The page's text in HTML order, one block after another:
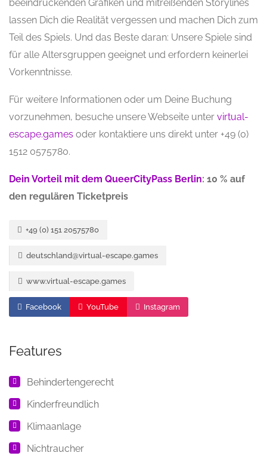
beeindruckenden Grafiken und mitreißenden Storylines
lassen Dich die Realität vergessen und machen Dich zum
Teil des Spiels. Und das Beste daran: Unsere Spiele sind
für alle Altersgruppen geeignet und erfordern keinerlei
Vorkenntnisse.
Für weitere Informationen oder um Deine Buchung
vorzunehmen, besuche unsere Webseite unter virtual-
escape.games oder kontaktiere uns direkt unter +49 (0)
1512 0575780.
Dein Vorteil mit dem QueerCityPass Berlin: 10 % auf
den regulären Ticketpreis
+49 (0) 151 20575780
deutschland@virtual-escape.games
www.virtual-escape.games
Facebook YouTube Instagram
Features
Behindertengerecht
Kinderfreundlich
Klimaanlage
Nichtraucher